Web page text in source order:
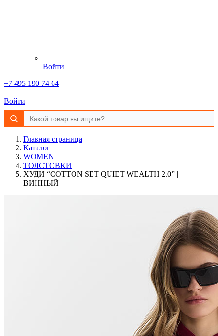
Войти
+7 495 190 74 64
Войти
Главная страница
Каталог
WOMEN
ТОЛСТОВКИ
ХУДИ “COTTON SET QUIET WEALTH 2.0” |
ВИННЫЙ